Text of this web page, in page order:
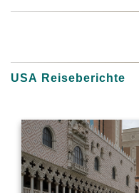
USA Reiseberichte